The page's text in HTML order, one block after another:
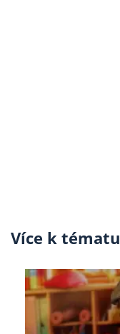
Více k tématu